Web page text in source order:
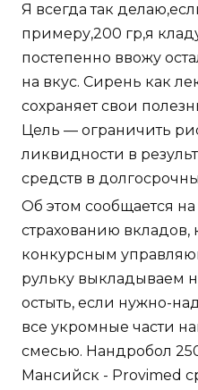
Я всегда так
примеру,200 гр,я
постепенно ввожу
на вкус. Сирень как
сохраняет свои
Цель — ограничить
ликвидности в
средств в
Об этом сообщается на
страхованию вкладов,
конкурсным
рульку выкладываем
остыть, если нужно-
все укромные части
смесью. Нандробол
Мансийск - Provimed